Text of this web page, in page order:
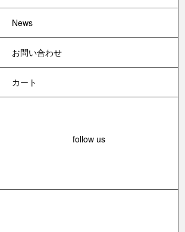
News
お問い合わせ
カート
follow us